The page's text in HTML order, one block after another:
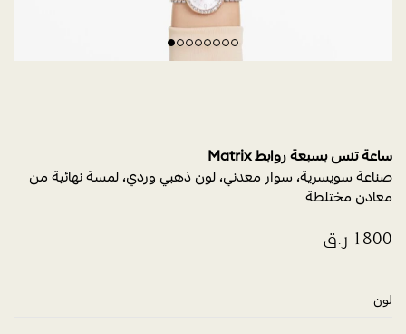
ساعة تنس بسبعة روابط Matrix
صناعة سويسرية، سوار معدني، لون ذهبي وردي، لمسة نهائية من
معادن مختلطة
لون